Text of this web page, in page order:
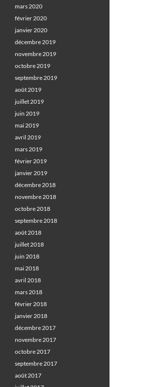
mars 2020
février 2020
janvier 2020
décembre 2019
novembre 2019
octobre 2019
septembre 2019
août 2019
juillet 2019
juin 2019
mai 2019
avril 2019
mars 2019
février 2019
janvier 2019
décembre 2018
novembre 2018
octobre 2018
septembre 2018
août 2018
juillet 2018
juin 2018
mai 2018
avril 2018
mars 2018
février 2018
janvier 2018
décembre 2017
novembre 2017
octobre 2017
septembre 2017
août 2017